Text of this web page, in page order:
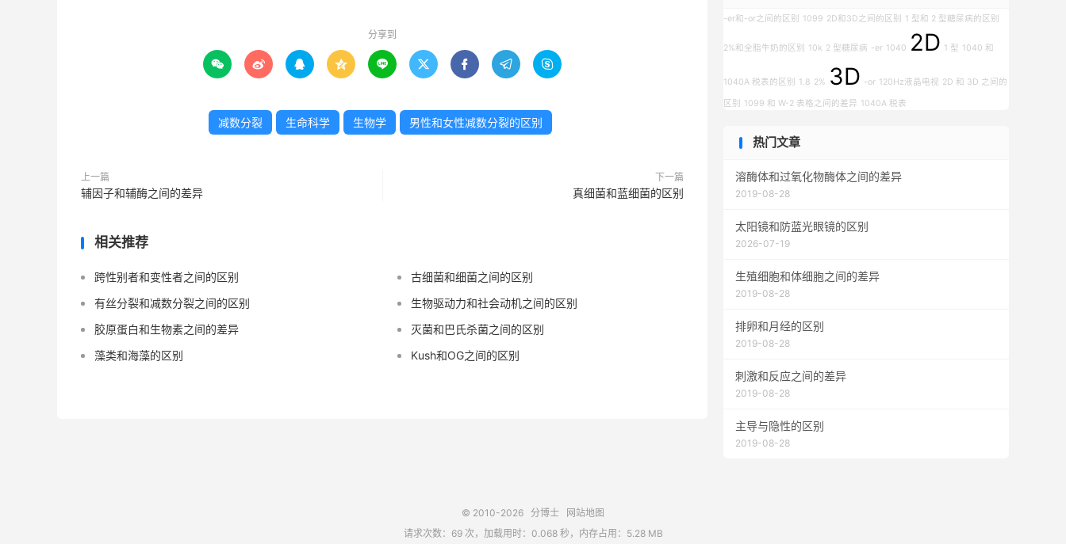
分享到
        
减数分裂 生命科学 生物学 男性和女性减数分裂的区别
上一篇
辅因子和辅酶之间的差异
下一篇
真细菌和蓝细菌的区别
相关推荐
跨性别者和变性者之间的区别
古细菌和细菌之间的区别
有丝分裂和减数分裂之间的区别
生物驱动力和社会动机之间的区别
胶原蛋白和生物素之间的差异
灭菌和巴氏杀菌之间的区别
藻类和海藻的区别
Kush和OG之间的区别
-er和-or之间的区别 1099 2D和3D之间的区别 1 型和 2 型糖尿病的区别
2%和全脂牛奶的区别 10k 2 型糖尿病 -er 1040 2D 1 型 1040 和
1040A 税表的区别 1.8 2% 3D -or 120Hz液晶电视 2D 和 3D 之间的
区别 1099 和 W-2 表格之间的差异 1040A 税表
热门文章
溶酶体和过氧化物酶体之间的差异
2019-08-28
太阳镜和防蓝光眼镜的区别
2026-07-19
生殖细胞和体细胞之间的差异
2019-08-28
排卵和月经的区别
2019-08-28
刺激和反应之间的差异
2019-08-28
主导与隐性的区别
2019-08-28
© 2010-2026 分博士
网站地图
请求次数：69 次，加载用时：0.068 秒，内存占用：5.28 MB